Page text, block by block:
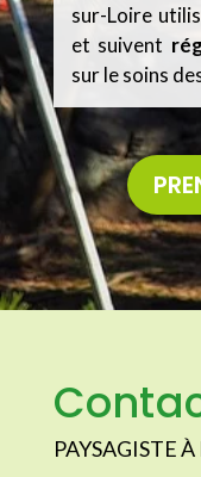
sur-Loire
et suivent
sur le soins
PAYSAGISTE